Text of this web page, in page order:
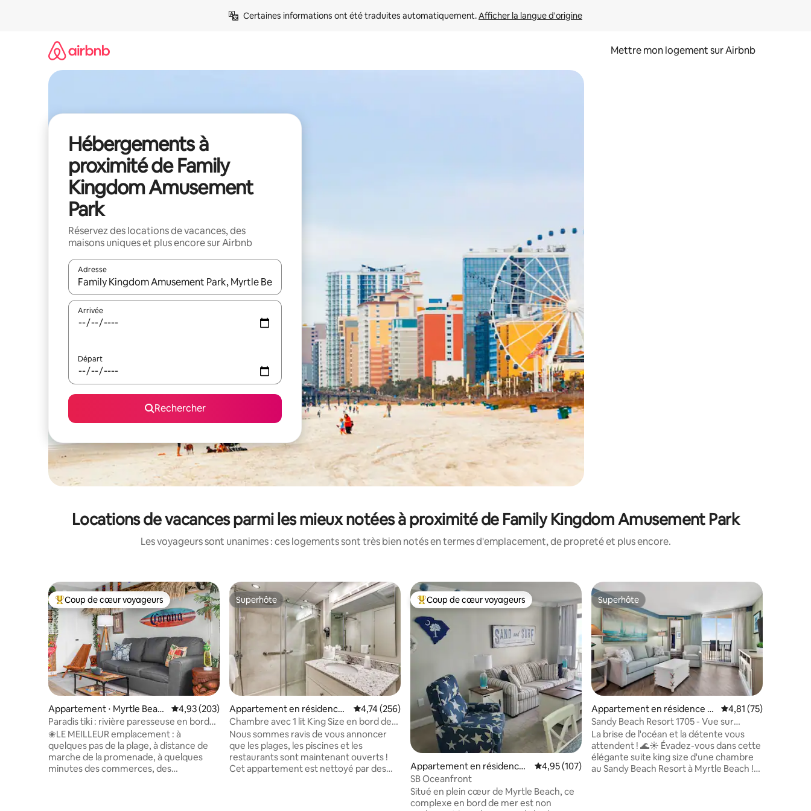
Certaines informations ont été traduites automatiquement. Afficher la langue d'origine
Mettre mon logement sur Airbnb
Hébergements à
proximité de Family
Kingdom Amusement
Park
Réservez des locations de vacances, des
maisons uniques et plus encore sur Airbnb
Adresse
Lorsque les résultats s'affichent, utilisez les flèches vers le haut et vers le bas pour les parcourir ou en appuyant et en faisant glisser.
Arrivée
Départ
Rechercher
Locations de vacances parmi les mieux notées à proximité de Family Kingdom Amusement Park
Les voyageurs sont unanimes : ces logements sont très bien notés en termes d'emplacement, de propreté et plus encore.
Coups de cœur voyageurs les plus appréciés
Coup de cœur voyageurs
Appartement ⋅ Myrtle Beac
h
Évaluation moyenne sur la base de 203 commentaires : 4,93 sur 5
4,93 (203)
Paradis tiki : rivière paresseuse en bord
de mer + jacuzzis
❀LE MEILLEUR emplacement : à
quelques pas de la plage, à distance de
marche de la promenade, à quelques
minutes des commerces, des
Superhôte
Superhôte
Appartement en résidence ⋅
Myrtle Beach
Évaluation moyenne sur la base de 256 commentaires : 4,74 sur 5
4,74 (256)
Chambre avec 1 lit King Size en bord de
mer 8e étage à Sandy Beach
Nous sommes ravis de vous annoncer
que les plages, les piscines et les
restaurants sont maintenant ouverts !
Cet appartement est nettoyé par des
Coups de cœur voyageurs les plus appréciés
Coup de cœur voyageurs
Appartement en résidence ⋅
Myrtle Beach
Évaluation moyenne sur la base de 107 commentaires : 4,95 sur 5
4,95 (107)
SB Oceanfront
Situé en plein cœur de Myrtle Beach, ce
complexe en bord de mer est non
Superhôte
Superhôte
Appartement en résidence ⋅
Myrtle Beach
Évaluation moyenne
4,81 (75)
Sandy Beach Resort 1705 - Vue sur
l'océan
La brise de l'océan et la détente vous
attendent ! 🌊☀️ Évadez-vous dans cette
élégante suite king size d'une chambre
au Sandy Beach Resort à Myrtle Beach !